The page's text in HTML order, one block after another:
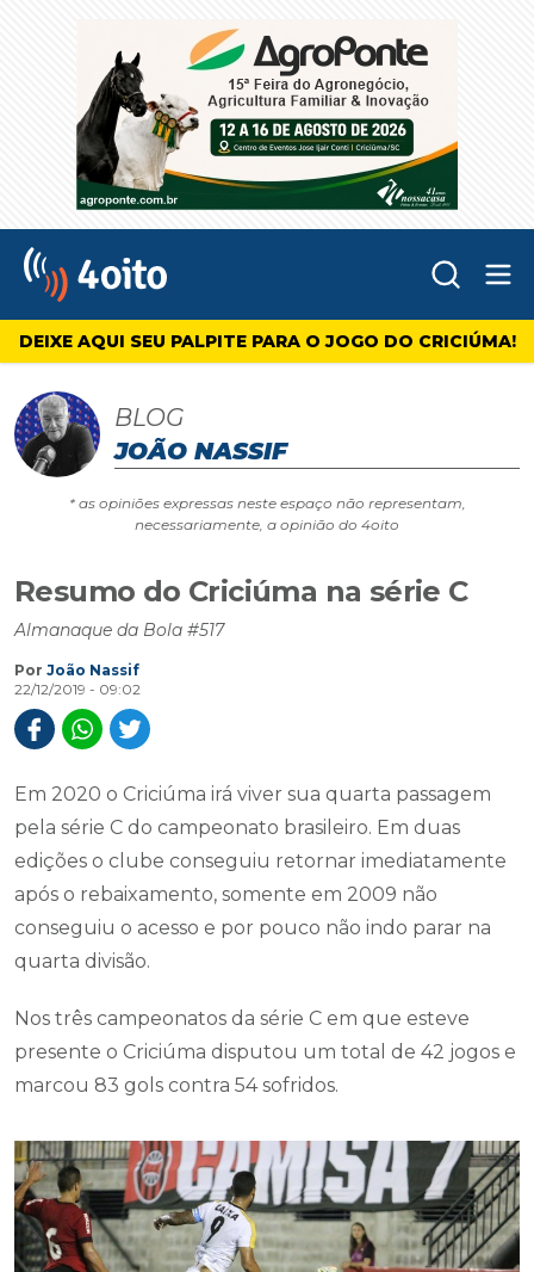
4oito
DEIXE AQUI SEU PALPITE PARA O JOGO DO CRICIÚMA!
BLOG
JOÃO NASSIF
* as opiniões expressas neste espaço não representam,
necessariamente, a opinião do 4oito
Resumo do Criciúma na série C
Almanaque da Bola #517
Por João Nassif
22/12/2019 - 09:02
Em 2020 o Criciúma irá viver sua quarta passagem
pela série C do campeonato brasileiro. Em duas
edições o clube conseguiu retornar imediatamente
após o rebaixamento, somente em 2009 não
conseguiu o acesso e por pouco não indo parar na
quarta divisão.
Nos três campeonatos da série C em que esteve
presente o Criciúma disputou um total de 42 jogos e
marcou 83 gols contra 54 sofridos.